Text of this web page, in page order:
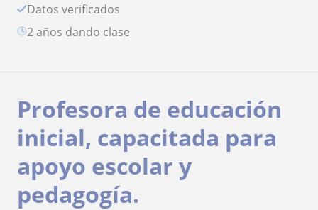
Datos verificados
2 años dando clase
Profesora de educación
inicial, capacitada para
apoyo escolar y
pedagogía.